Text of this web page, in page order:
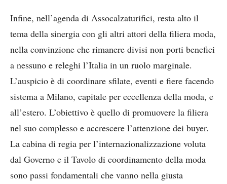
Infine, nell’agenda di Assocalzaturifici, resta alto il
tema della sinergia con gli altri attori della filiera moda,
nella convinzione che rimanere divisi non porti benefici
a nessuno e releghi l’Italia in un ruolo marginale.
L’auspicio è di coordinare sfilate, eventi e fiere facendo
sistema a Milano, capitale per eccellenza della moda, e
all’estero. L’obiettivo è quello di promuovere la filiera
nel suo complesso e accrescere l’attenzione dei buyer.
La cabina di regia per l’internazionalizzazione voluta
dal Governo e il Tavolo di coordinamento della moda
sono passi fondamentali che vanno nella giusta